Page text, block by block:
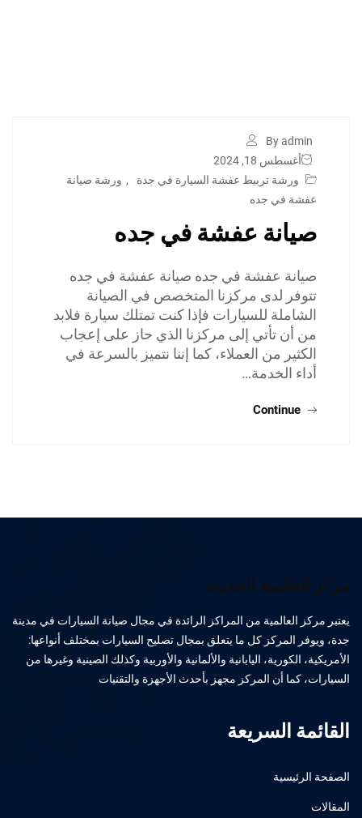
By admin
أغسطس 18, 2024
ورشة تربيط عفشة السيارة في جدة
, ورشة صيانة
عفشة في جده
صيانة عفشة في جده
صيانة عفشة في جده صيانة عفشة في جده
تتوفر لدى مركزنا المتخصص في الصيانة
الشاملة للسيارات فإذا كنت تمتلك سيارة فلابد
من أن تأتي إلى مركزنا الذي حاز على إعجاب
الكثير من العملاء، كما إننا نتميز بالسرعة في
أداء الخدمة…
Continue
مركز العالمية الحديث
يعتبر مركز العالمية من المراكز الرائدة في مجال صيانة السيارات في مدينة
جدة، ويوفر المركز كل ما يتعلق بمجال تصليح السيارات بمختلف أنواعها:
الأمريكية، الكورية، اليابانية والألمانية والأوربية وكذلك الصينية وغيرها من
السيارات، كما أن المركز مجهز بأحدث الأجهزة والتقنيات
القائمة السريعة
الصفحة الرئيسية
المقالات